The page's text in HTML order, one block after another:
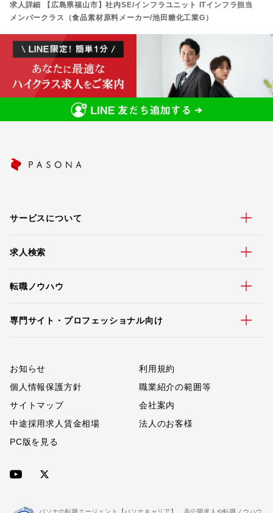
求人詳細 【広島県福山市】社内SE/インフラユニット ITインフラ担当
メンバークラス（食品素材原料メーカー/池田糖化工業G）
サービスについて
求人検索
転職ノウハウ
専門サイト・プロフェッショナル向け
お知らせ
利用規約
個人情報保護方針
職業紹介の範囲等
サイトマップ
会社案内
中途採用求人賃金相場
法人のお客様
PC版を見る
パソナの転職エージェント【パソナキャリア】。非公開求人や転職ノウハウ